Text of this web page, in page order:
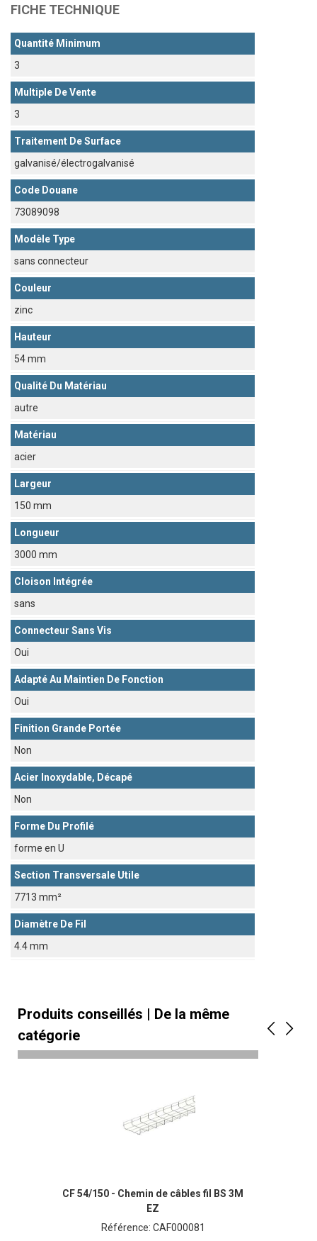
FICHE TECHNIQUE
Quantité Minimum
3
Multiple De Vente
3
Traitement De Surface
galvanisé/électrogalvanisé
Code Douane
73089098
Modèle Type
sans connecteur
Couleur
zinc
Hauteur
54 mm
Qualité Du Matériau
autre
Matériau
acier
Largeur
150 mm
Longueur
3000 mm
Cloison Intégrée
sans
Connecteur Sans Vis
Oui
Adapté Au Maintien De Fonction
Oui
Finition Grande Portée
Non
Acier Inoxydable, Décapé
Non
Forme Du Profilé
forme en U
Section Transversale Utile
7713 mm²
Diamètre De Fil
4.4 mm
Produits conseillés | De la même
catégorie
CF 54/150 - Chemin de câbles fil BS 3M
EZ
Référence: CAF000081